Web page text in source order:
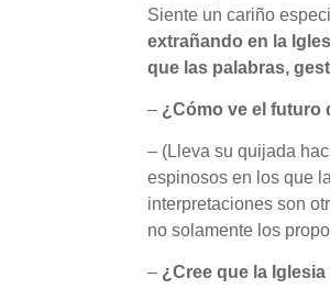
Siente un cariño
extrañando en la
que las palabras,
– ¿Cómo ve el futuro
– (Lleva su quijada
espinosos en los que
interpretaciones son
no solamente los
– ¿Cree que la